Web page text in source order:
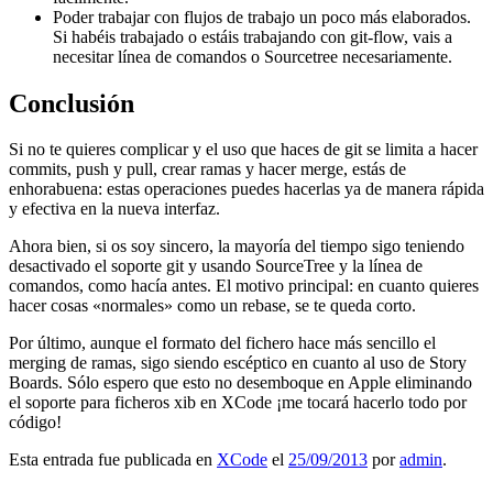
Poder trabajar con flujos de trabajo un poco más elaborados.
Si habéis trabajado o estáis trabajando con git-flow, vais a
necesitar línea de comandos o Sourcetree necesariamente.
Conclusión
Si no te quieres complicar y el uso que haces de git se limita a hacer
commits, push y pull, crear ramas y hacer merge, estás de
enhorabuena: estas operaciones puedes hacerlas ya de manera rápida
y efectiva en la nueva interfaz.
Ahora bien, si os soy sincero, la mayoría del tiempo sigo teniendo
desactivado el soporte git y usando SourceTree y la línea de
comandos, como hacía antes. El motivo principal: en cuanto quieres
hacer cosas «normales» como un rebase, se te queda corto.
Por último, aunque el formato del fichero hace más sencillo el
merging de ramas, sigo siendo escéptico en cuanto al uso de Story
Boards. Sólo espero que esto no desemboque en Apple eliminando
el soporte para ficheros xib en XCode ¡me tocará hacerlo todo por
código!
Esta entrada fue publicada en XCode el 25/09/2013 poradmin.